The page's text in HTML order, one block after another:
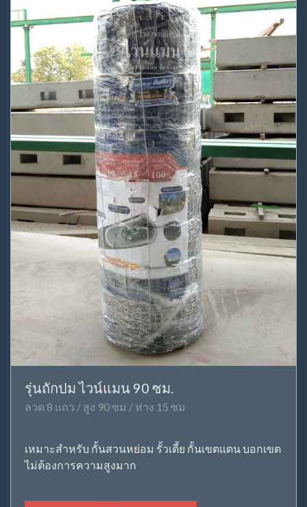
รุ่นถักปม ไวน์แมน 90 ซม.
ลวด 8 แถว / สูง 90 ซม / ห่าง 15 ซม
เหมาะสำหรับ กั้นสวนหย่อม รั้วเตี้ย กั้นเขตแดน บอกเขต
ไม่ต้องการความสูงมาก